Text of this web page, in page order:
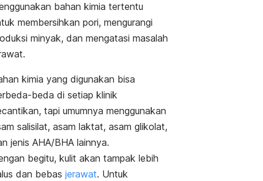
bahan kimia tertentu
membersihkan pori, mengurangi
minyak, dan mengatasi masalah
kimia yang digunakan bisa
beda di setiap klinik
tapi umumnya menggunakan
salisilat, asam laktat, asam glikolat,
jenis AHA/BHA lainnya.
begitu, kulit akan tampak lebih
dan bebas jerawat. Untuk